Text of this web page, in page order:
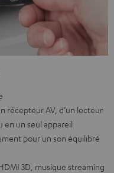
récepteur AV, d’un lecteur
en un seul appareil
pour un son équilibré
3D, musique streaming